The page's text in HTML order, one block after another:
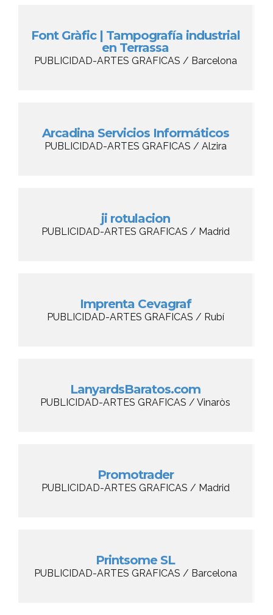
Font Gràfic | Tampografía industrial
en Terrassa
PUBLICIDAD-ARTES GRAFICAS / Barcelona
Arcadina Servicios Informáticos
PUBLICIDAD-ARTES GRAFICAS / Alzira
ji rotulacion
PUBLICIDAD-ARTES GRAFICAS / Madrid
Imprenta Cevagraf
PUBLICIDAD-ARTES GRAFICAS / Rubí
LanyardsBaratos.com
PUBLICIDAD-ARTES GRAFICAS / Vinaròs
Promotrader
PUBLICIDAD-ARTES GRAFICAS / Madrid
Printsome SL
PUBLICIDAD-ARTES GRAFICAS / Barcelona